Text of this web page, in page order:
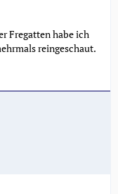
Fregatten habe ich
reingeschaut.